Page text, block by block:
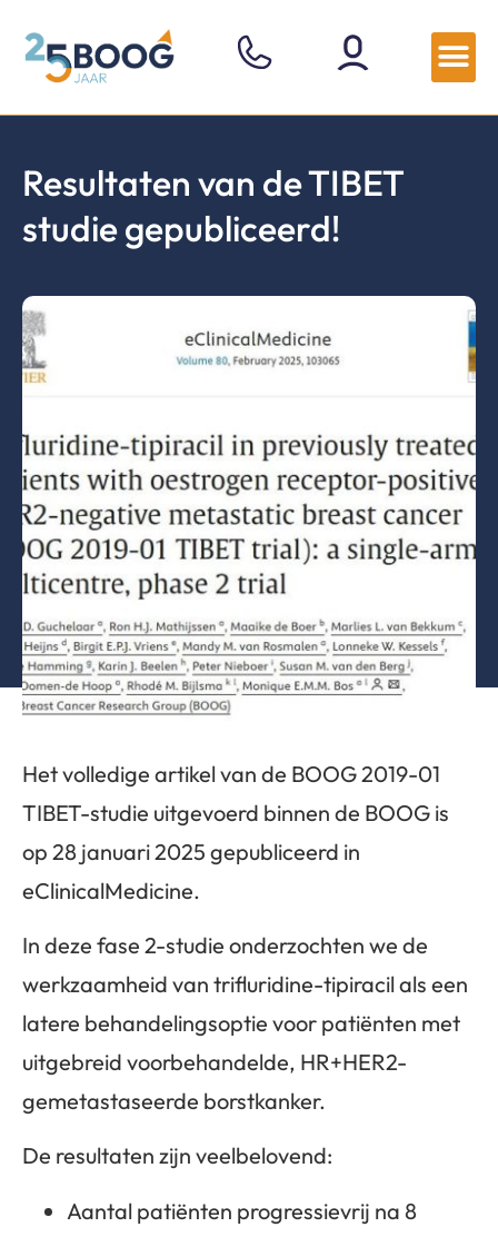
Resultaten van de TIBET
studie gepubliceerd!
Het volledige artikel van de BOOG 2019-01
TIBET-studie uitgevoerd binnen de BOOG is
op 28 januari 2025 gepubliceerd in
eClinicalMedicine.
In deze fase 2-studie onderzochten we de
werkzaamheid van trifluridine-tipiracil als een
latere behandelingsoptie voor patiënten met
uitgebreid voorbehandelde, HR+HER2-
gemetastaseerde borstkanker.
De resultaten zijn veelbelovend:
Aantal patiënten progressievrij na 8